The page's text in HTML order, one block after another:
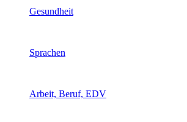
Gesundheit
Sprachen
Arbeit, Beruf, EDV